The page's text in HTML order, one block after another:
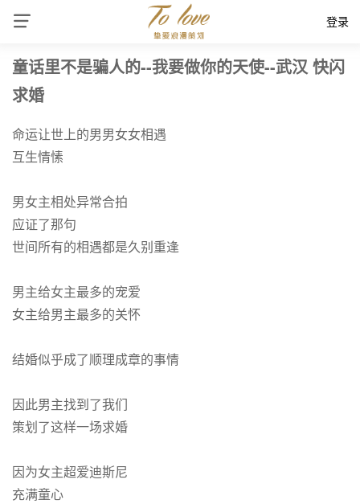
登录
童话里不是骗人的--我要做你的天使--武汉 快闪
求婚
命运让世上的男男女女相遇
互生情愫
男女主相处异常合拍
应证了那句
世间所有的相遇都是久别重逢
男主给女主最多的宠爱
女主给男主最多的关怀
结婚似乎成了顺理成章的事情
因此男主找到了我们
策划了这样一场求婚
因为女主超爱迪斯尼
充满童心